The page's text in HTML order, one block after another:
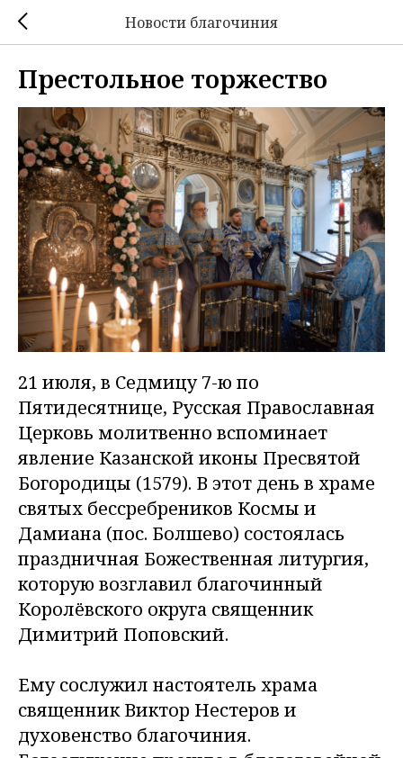
Новости благочиния
Престольное торжество
21 июля, в Седмицу 7-ю по
Пятидесятнице, Русская Православная
Церковь молитвенно вспоминает
явление Казанской иконы Пресвятой
Богородицы (1579). В этот день в храме
святых бессребреников Космы и
Дамиана (пос. Болшево) состоялась
праздничная Божественная литургия,
которую возглавил благочинный
Королёвского округа священник
Димитрий Поповский.
Ему сослужил настоятель храма
священник Виктор Нестеров и
духовенство благочиния.